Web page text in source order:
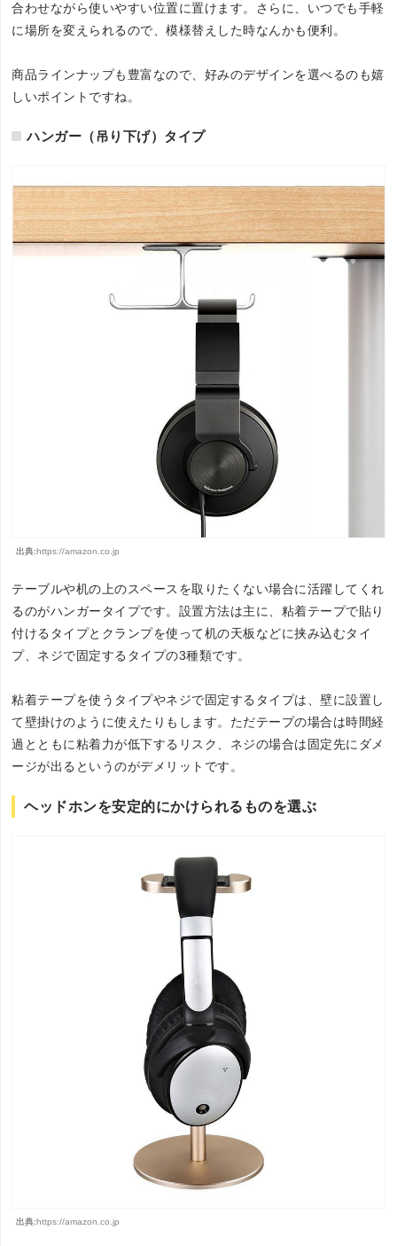
合わせながら使いやすい位置に置けます。さらに、いつでも手軽
に場所を変えられるので、模様替えした時なんかも便利。
商品ラインナップも豊富なので、好みのデザインを選べるのも嬉
しいポイントですね。
ハンガー（吊り下げ）タイプ
出典:https://amazon.co.jp
テーブルや机の上のスペースを取りたくない場合に活躍してくれ
るのがハンガータイプです。設置方法は主に、粘着テープで貼り
付けるタイプとクランプを使って机の天板などに挟み込むタイ
プ、ネジで固定するタイプの3種類です。
粘着テープを使うタイプやネジで固定するタイプは、壁に設置し
て壁掛けのように使えたりもします。ただテープの場合は時間経
過とともに粘着力が低下するリスク、ネジの場合は固定先にダメ
ージが出るというのがデメリットです。
ヘッドホンを安定的にかけられるものを選ぶ
出典:https://amazon.co.jp